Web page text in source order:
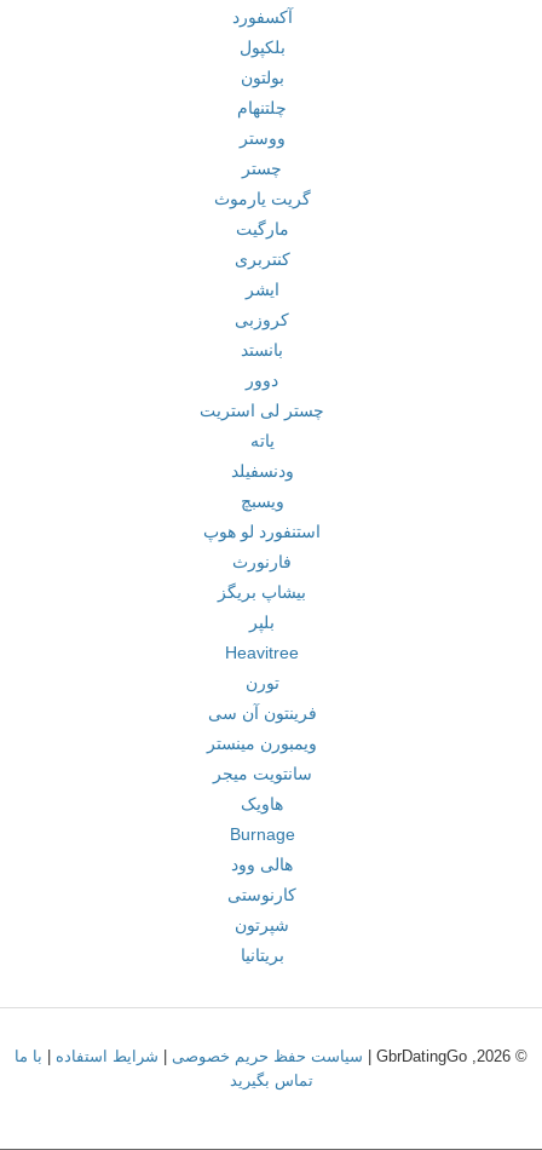
آکسفورد
بلکپول
بولتون
چلتنهام
ووستر
چستر
گریت یارموث
مارگیت
کنتربری
ایشر
کروزبی
بانستد
دوور
چستر لی استریت
یاته
ودنسفیلد
ویسبچ
استنفورد لو هوپ
فارنورث
بیشاپ بریگز
بلپر
Heavitree
تورن
فرینتون آن سی
ویمبورن مینستر
سانتویت میجر
هاویک
Burnage
هالی وود
کارنوستی
شپرتون
بریتانیا
© 2026, GbrDatingGo | سیاست حفظ حریم خصوصی شرایط استفاده
با ما
تماس بگیرید